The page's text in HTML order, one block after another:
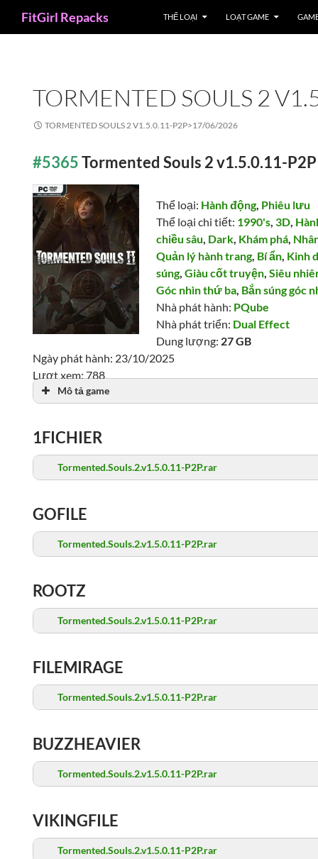
FitGirl Repacks THỂ LOẠI LOẠT GAME
TORMENTED SOULS 2
TORMENTED SOULS 2 V1.5.0.11-P2P>17/06/2026
#5365Tormented Souls 2 v1.5.0.11-P2P
Thể loại: Hành động, Phiêu lưu
Thể loại chi tiết: 1990's, 3D,
chiều sâu, Dark, Khám phá,
Quản lý hành trang, Bí ẩn, Kinh
súng,Giàu cốt truyện,Siêu
Góc nhìn thứ ba, Bắn súng góc
Nhà phát hành: PQube
Nhà phát triển: Dual Effect
Dung lượng: 27 GB
Ngày phát hành: 23/10/2025
Lượt xem: 788
Mô tả game
1FICHIER
Tormented.Souls.2.v1.5.0.11-P2P.rar
GOFILE
Tormented.Souls.2.v1.5.0.11-P2P.rar
ROOTZ
Tormented.Souls.2.v1.5.0.11-P2P.rar
FILEMIRAGE
Tormented.Souls.2.v1.5.0.11-P2P.rar
BUZZHEAVIER
Tormented.Souls.2.v1.5.0.11-P2P.rar
VIKINGFILE
Tormented.Souls.2.v1.5.0.11-P2P.rar